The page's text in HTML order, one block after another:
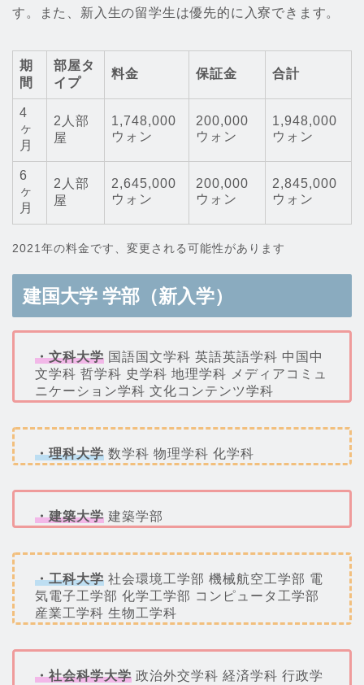
す。また、新入生の留学生は優先的に入寮できます。
期
間
部屋タ
イプ
料金 保証金 合計
4
ヶ
月
2人部
屋
1,748,000
ウォン
200,000
ウォン
1,948,000
ウォン
6
ヶ
月
2人部
屋
2,645,000
ウォン
200,000
ウォン
2,845,000
ウォン
2021年の料金です、変更される可能性があります
建国大学 学部（新入学）
・文科大学 国語国文学科 英語英語学科 中国中
文学科 哲学科 史学科 地理学科 メディアコミュ
ニケーション学科 文化コンテンツ学科
・理科大学 数学科 物理学科 化学科
・建築大学 建築学部
・工科大学 社会環境工学部 機械航空工学部 電
気電子工学部 化学工学部 コンピュータ工学部
産業工学科 生物工学科
・社会科学大学 政治外交学科 経済学科 行政学